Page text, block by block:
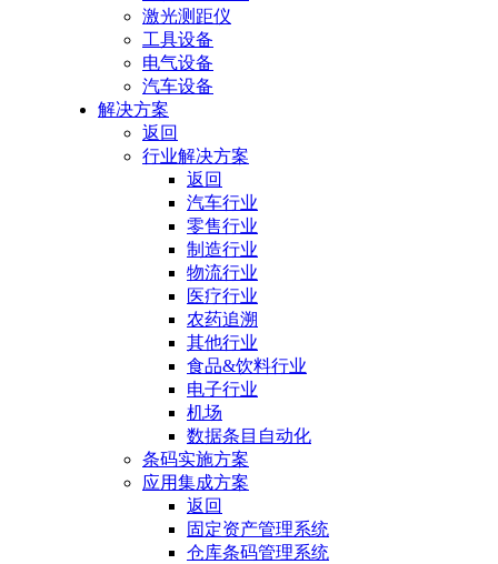
激光测距仪
工具设备
电气设备
汽车设备
解决方案
返回
行业解决方案
返回
汽车行业
零售行业
制造行业
物流行业
医疗行业
农药追溯
其他行业
食品&饮料行业
电子行业
机场
数据条目自动化
条码实施方案
应用集成方案
返回
固定资产管理系统
仓库条码管理系统